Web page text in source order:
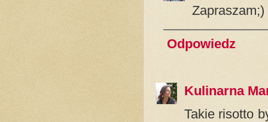
Zapraszam;)
Odpowiedz
Kulinarna
Takie risotto